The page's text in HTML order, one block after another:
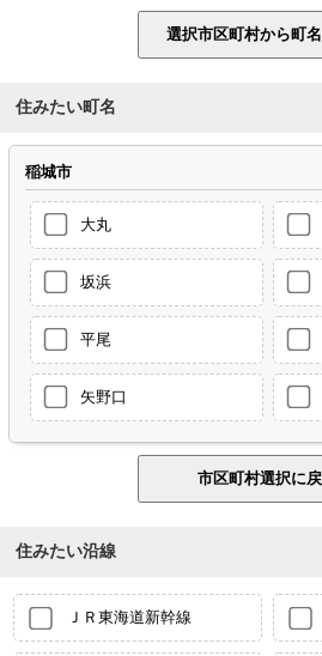
住みたい町名
稲城市
大丸
坂浜
平尾
矢野口
住みたい沿線
ＪＲ東海道新幹線